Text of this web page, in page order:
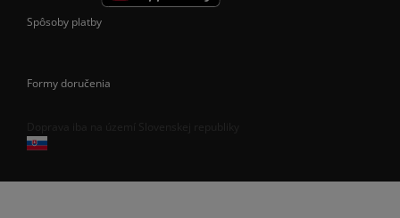
Spôsoby platby
Formy doručenia